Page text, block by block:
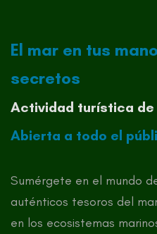
El mar en tus
secretos
Actividad turística
Abierta a todo el
Sumérgete en el mundo
auténticos tesoros del
en los ecosistemas